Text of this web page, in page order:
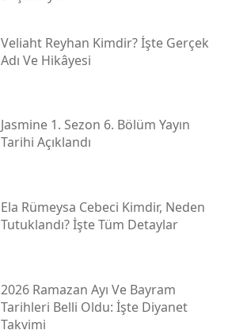
Veliaht Reyhan Kimdir? İşte Gerçek
Adı Ve Hikâyesi
Jasmine 1. Sezon 6. Bölüm Yayın
Tarihi Açıklandı
Ela Rümeysa Cebeci Kimdir, Neden
Tutuklandı? İşte Tüm Detaylar
2026 Ramazan Ayı Ve Bayram
Tarihleri Belli Oldu: İşte Diyanet
Takvimi